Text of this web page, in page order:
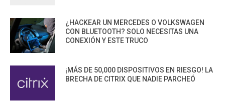
¿HACKEAR UN MERCEDES O VOLKSWAGEN
CON BLUETOOTH? SOLO NECESITAS UNA
CONEXIÓN Y ESTE TRUCO
¡MÁS DE 50,000 DISPOSITIVOS EN RIESGO! LA
BRECHA DE CITRIX QUE NADIE PARCHEÓ